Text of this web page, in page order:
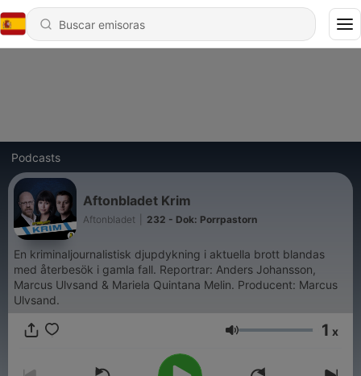
Podcasts
Aftonbladet Krim
Aftonbladet 232 - Dok: Porrpastorn
En kriminaljournalistisk djupdykning i aktuella brott blandas
med återbesök i gamla fall. Reportrar: Anders Johansson,
Marcus Ulvsand & Mariela Quintana Melin. Producent: Marcus
Ulvsand.
Volumen 1 x